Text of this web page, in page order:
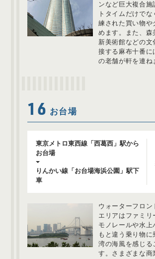
ンなど巨大複合施
トタイムだけで
練された買い物や
めます。また、森
新美術館などの文
接する麻布十番に
の老舗が軒を連ね
16 お台場
東京メトロ東西線「西葛西」駅から
お台場
りんかい線「お台場海浜公園」駅下
車
ウォーターフロン
エリアはファミリ
モノレールや水上
もと違う乗り物
湾の海風を感じる
す。さまざまな商